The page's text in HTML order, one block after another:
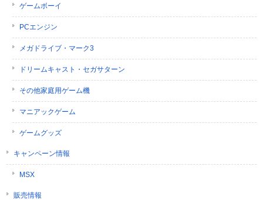
ゲームボーイ
PCエンジン
メガドライブ・マーク3
ドリームキャスト・セガサターン
その他家庭用ゲーム機
マニアックゲーム
ゲームグッズ
キャンペーン情報
MSX
販売情報